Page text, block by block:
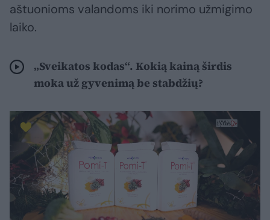
aštuonioms valandoms iki norimo užmigimo
laiko.
„Sveikatos kodas“. Kokią kainą širdis
moka už gyvenimą be stabdžių?